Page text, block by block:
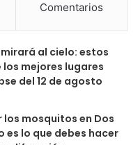
Comentarios
al cielo: estos
los mejores lugares
del 12 de agosto
los mosquitos en Dos
es lo que debes hacer